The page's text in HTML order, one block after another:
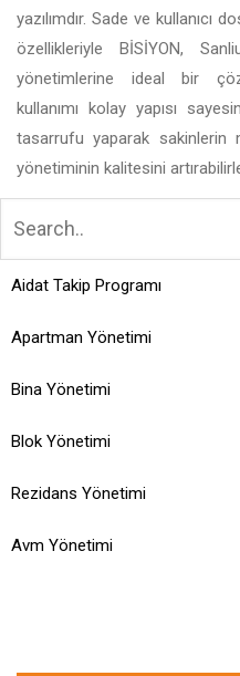
yazılımdır. Sade ve kullanıcı
özellikleriyle BİSİYON,
yönetimlerine ideal bir
kullanımı kolay yapısı
tasarrufu yaparak sakinlerin
yönetiminin kalitesini
Aidat Takip Programı
Apartman Yönetimi
Bina Yönetimi
Blok Yönetimi
Rezidans Yönetimi
Avm Yönetimi